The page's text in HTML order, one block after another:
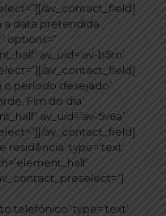
av_contact_field]
a data pretendida
options=”
av_uid=’av-b5ro’
av_contact_field]
o período desejado’
Fim do dia’
av_uid=’av-5v6a’
av_contact_field]
type=’text’
telefónico’ type=’text’